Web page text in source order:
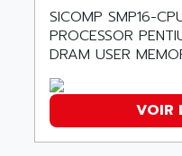
SIGMA II
VERITRON
AXUMERIK
PROVIT
ALFA-LAVAL
ALFASISTEL
ALFATRONIX
ALFONS HAAR
ALICAT
ALIZEA
SICOMP SMP16-
PROCESSOR
DRAM USER
VOIR